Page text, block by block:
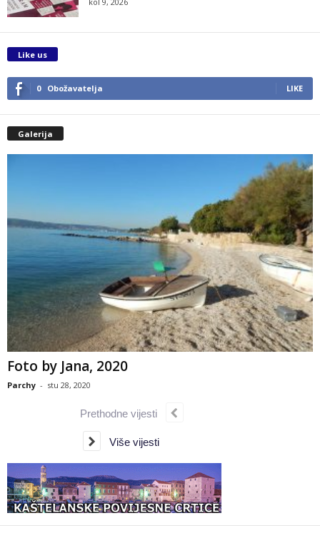
Like us
0 Obožavatelja LIKE
Galerija
Foto by Jana, 2020
Parchy - stu 28, 2020
Prethodne vijesti
Više vijesti